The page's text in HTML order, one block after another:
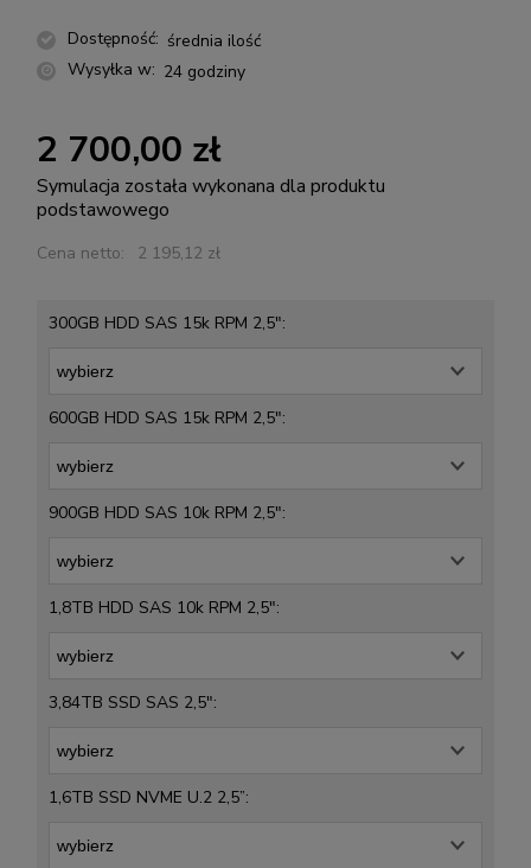
Dostępność: średnia ilość
Wysyłka w: 24 godziny
2 700,00 zł
Symulacja została wykonana dla produktu
podstawowego
Cena netto: 2 195,12 zł
300GB HDD SAS 15k RPM 2,5":
600GB HDD SAS 15k RPM 2,5":
900GB HDD SAS 10k RPM 2,5":
1,8TB HDD SAS 10k RPM 2,5":
3,84TB SSD SAS 2,5":
1,6TB SSD NVME U.2 2,5”: